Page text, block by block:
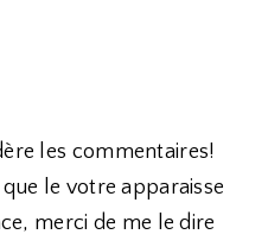
les commentaires!
le votre apparaisse
merci de me le dire